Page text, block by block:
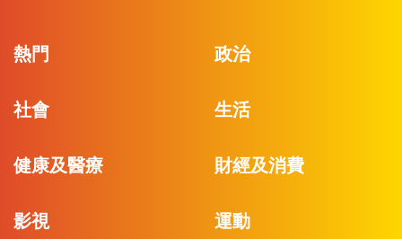
熱門 政治
社會 生活
健康及醫療 財經及消費
影視 運動